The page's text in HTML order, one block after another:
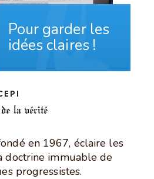
Pour garder les
idées claires !
la vérité
en 1967, éclaire les
doctrine immuable de
progressistes.